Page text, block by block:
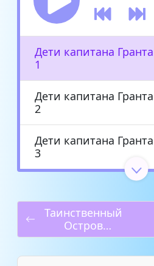
Дети капитана
1
Дети капитана
2
Дети капитана
3
Дети капитана Гранта
4
Дети капитана Гранта -
Аудиоспектакль
Таинственный
Остров
слушать